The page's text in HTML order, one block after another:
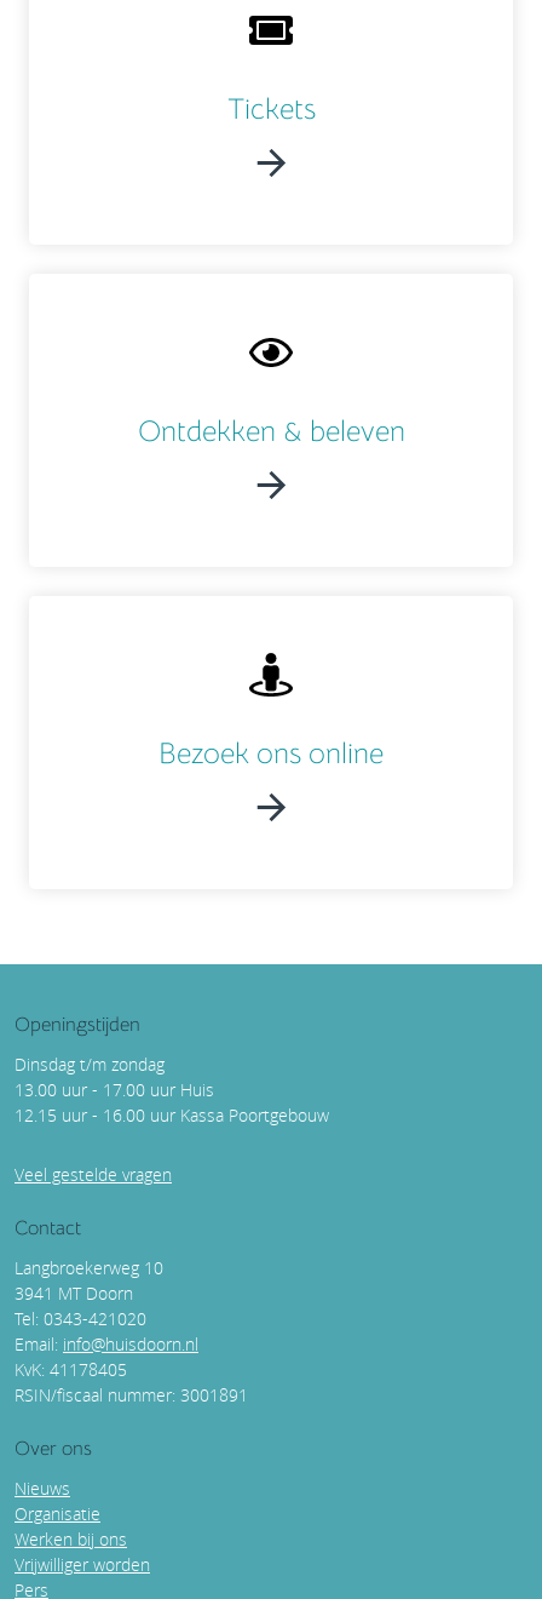
Tickets
Ontdekken & beleven
Bezoek ons online
Openingstijden
Dinsdag t/m zondag
13.00 uur - 17.00 uur Huis
12.15 uur - 16.00 uur Kassa Poortgebouw
Veel gestelde vragen
Contact
Langbroekerweg 10
3941 MT Doorn
Tel: 0343-421020
Email: info@huisdoorn.nl
KvK: 41178405
RSIN/fiscaal nummer: 3001891
Over ons
Nieuws
Organisatie
Werken bij ons
Vrijwilliger worden
Pers